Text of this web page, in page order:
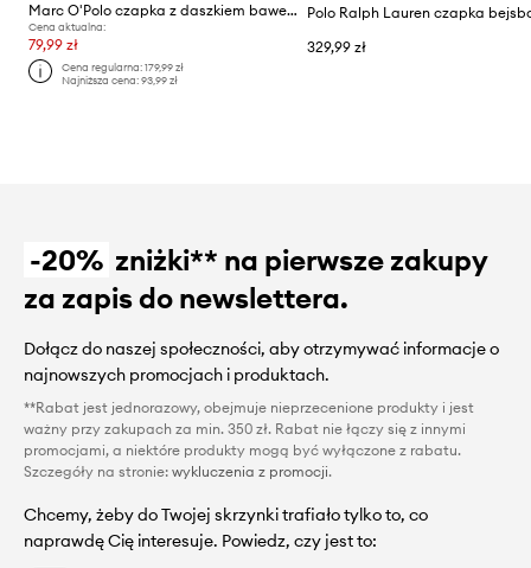
Marc O'Polo czapka z daszkiem bawełniana
Cena aktualna:
79,99 zł
Cena regularna:179,99 zł
Najniższa cena:93,99 zł
329,99 zł
-20% zniżki** na pierwsze zakupy
za zapis do newslettera.
Dołącz do naszej społeczności, aby otrzymywać informacje o
najnowszych promocjach i produktach.
**Rabat jest jednorazowy, obejmuje nieprzecenione produkty i jest
ważny przy zakupach za min. 350 zł. Rabat nie łączy się z innymi
promocjami, a niektóre produkty mogą być wyłączone z rabatu.
Szczegóły na stronie: wykluczenia z promocji.
Chcemy, żeby do Twojej skrzynki trafiało tylko to, co
naprawdę Cię interesuje. Powiedz, czy jest to: